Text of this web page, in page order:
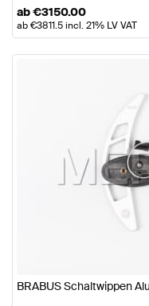
ab€3150.00
ab€3811.5incl. 21% LV VAT
BRABUS Schaltwippen